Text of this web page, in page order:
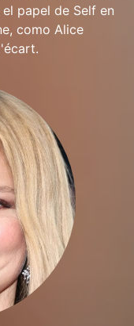
papel de Self en
como Alice